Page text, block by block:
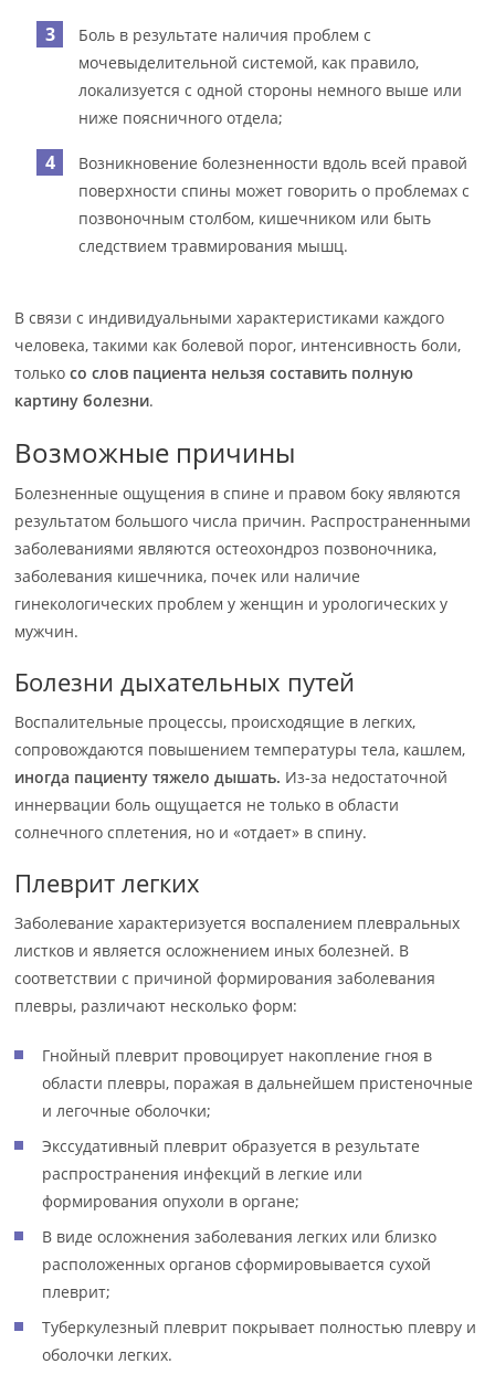
Боль в результате наличия проблем с
мочевыделительной системой, как правило,
локализуется с одной стороны немного выше или
ниже поясничного отдела;
Возникновение болезненности вдоль всей правой
поверхности спины может говорить о проблемах с
позвоночным столбом, кишечником или быть
следствием травмирования мышц.
В связи с индивидуальными характеристиками каждого
человека, такими как болевой порог, интенсивность боли,
толькосо слов пациента нельзя составить полную
картину болезни.
Возможные причины
Болезненные ощущения в спине и правом боку являются
результатом большого числа причин. Распространенными
заболеваниями являются остеохондроз позвоночника,
заболевания кишечника, почек или наличие
гинекологических проблем у женщин и урологических у
мужчин.
Болезни дыхательных путей
Воспалительные процессы, происходящие в легких,
сопровождаются повышением температуры тела, кашлем,
иногда пациенту тяжело дышать. Из-за недостаточной
иннервации боль ощущается не только в области
солнечного сплетения, но и «отдает» в спину.
Плеврит легких
Заболевание характеризуется воспалением плевральных
листков и является осложнением иных болезней. В
соответствии с причиной формирования заболевания
плевры, различают несколько форм:
Гнойный плеврит провоцирует накопление гноя в
области плевры, поражая в дальнейшем пристеночные
и легочные оболочки;
Экссудативный плеврит образуется в результате
распространения инфекций в легкие или
формирования опухоли в органе;
В виде осложнения заболевания легких или близко
расположенных органов сформировывается сухой
плеврит;
Туберкулезный плеврит покрывает полностью плевру и
оболочки легких.